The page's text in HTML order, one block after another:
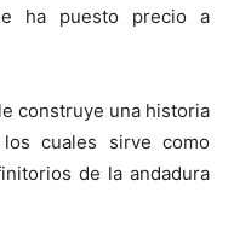
ha puesto precio a
construye una historia
cuales sirve como
de la andadura